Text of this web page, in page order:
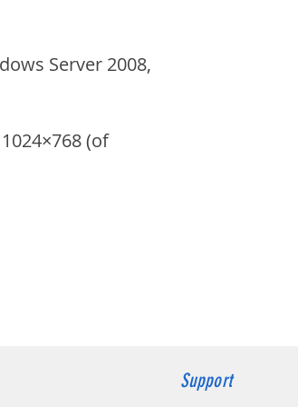
Server 2008,
(of
Support